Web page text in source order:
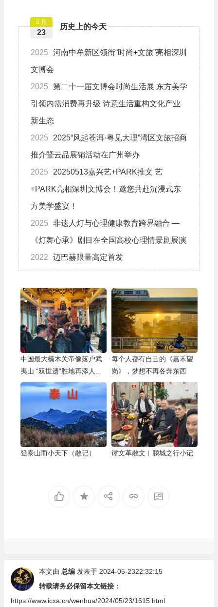
历史上的今天
5 月
23
2025 河南中牟新区领衔“时尚+文旅”亮相深圳
文博会
2025 第二十一届文博会时尚生活展 东方美学
引领内需消费再升级 诗意生活重构文化产业
新生态
2025 2025“风起苍洱·粤见大理”湾区文旅招商
推介暨云品展销活动在广州举办
2025 20250513嘉兴艺+PARK推文 艺
+PARK亮相深圳文博会！邀您共赴沉浸式东
方美学盛宴！
2025 非遗人灯与心理健康教育跨界融合 —
《灯舞心承》剧目在全国高校心理情景剧展演
2022 迈巴赫限量高定首发
中国最大楠木关帝像落户武
夷山 “双世遗”胜地再添人文
新亮点
每个人都有自己的《嘉禾望
岗》，梦想不再各奔东西
登泰山而小天下（散记） 谭文革散文︱鹏城之行小记
本文由 总编发表于 2024-05-2322:32:15
转载请务必保留本文链接：
https://www.icxa.cn/wenhua/2024/05/23/1615.html